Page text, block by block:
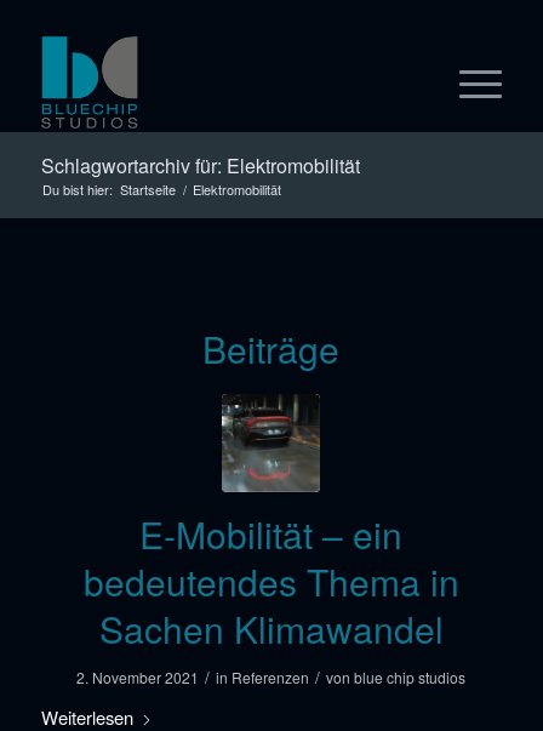
Schlagwortarchiv für: Elektromobilität
Du bist hier: Startseite / Elektromobilität
Beiträge
E-Mobilität – ein
bedeutendes Thema in
Sachen Klimawandel
2. November 2021 / in Referenzen / vonblue chip studios
Weiterlesen